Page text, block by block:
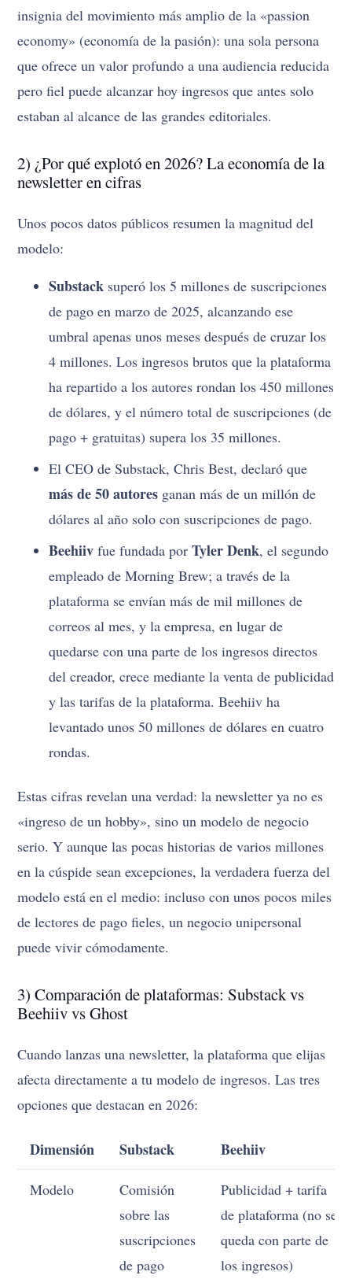
insignia del movimiento más amplio de la «passion
economy» (economía de la pasión): una sola persona
que ofrece un valor profundo a una audiencia reducida
pero fiel puede alcanzar hoy ingresos que antes solo
estaban al alcance de las grandes editoriales.
2) ¿Por qué explotó en 2026? La economía de la
newsletter en cifras
Unos pocos datos públicos resumen la magnitud del
modelo:
Substack superó los 5 millones de suscripciones
de pago en marzo de 2025, alcanzando ese
umbral apenas unos meses después de cruzar los
4 millones. Los ingresos brutos que la plataforma
ha repartido a los autores rondan los 450 millones
de dólares, y el número total de suscripciones (de
pago + gratuitas) supera los 35 millones.
El CEO de Substack, Chris Best, declaró que
más de 50 autores ganan más de un millón de
dólares al año solo con suscripciones de pago.
Beehiiv fue fundada porTyler Denk, el segundo
empleado de Morning Brew; a través de la
plataforma se envían más de mil millones de
correos al mes, y la empresa, en lugar de
quedarse con una parte de los ingresos directos
del creador, crece mediante la venta de publicidad
y las tarifas de la plataforma. Beehiiv ha
levantado unos 50 millones de dólares en cuatro
rondas.
Estas cifras revelan una verdad: la newsletter ya no es
«ingreso de un hobby», sino un modelo de negocio
serio. Y aunque las pocas historias de varios millones
en la cúspide sean excepciones, la verdadera fuerza del
modelo está en el medio: incluso con unos pocos miles
de lectores de pago fieles, un negocio unipersonal
puede vivir cómodamente.
3) Comparación de plataformas: Substack vs
Beehiiv vs Ghost
Cuando lanzas una newsletter, la plataforma que elijas
afecta directamente a tu modelo de ingresos. Las tres
opciones que destacan en 2026:
Dimensión Substack Beehiiv
Modelo
Comisión
sobre las
suscripciones
de pago
Publicidad + tarifa
de plataforma (no se
queda con parte de
los ingresos)